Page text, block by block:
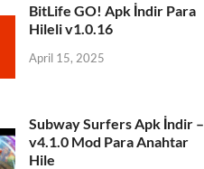
BitLife GO! Apk İndir Para
Hileli v1.0.16
April 15, 2025
Subway Surfers Apk İndir –
v4.1.0 Mod Para Anahtar
Hile